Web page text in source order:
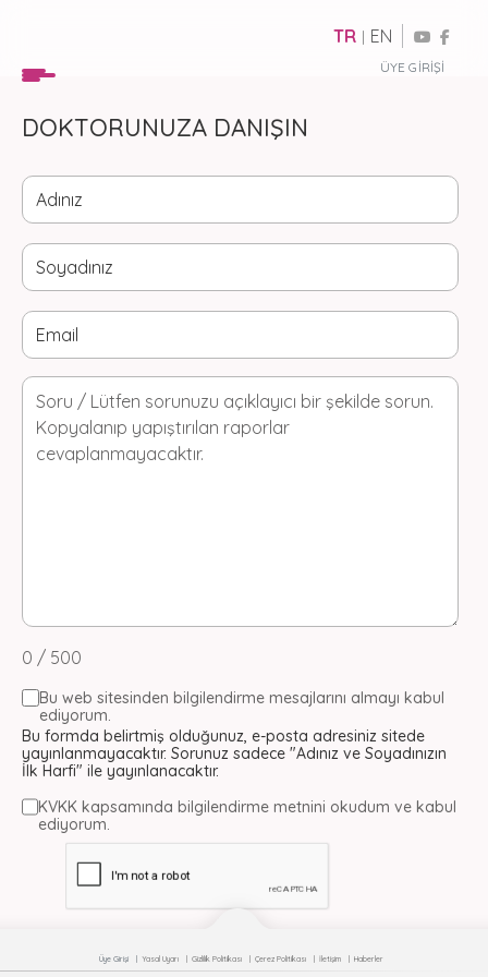
ÜYE GIRIŞI
TR | EN
DOKTORUNUZA DANIŞIN
0 / 500
Bu web sitesinden bilgilendirme mesajlarını almayı kabul
ediyorum.
Bu formda belirtmiş olduğunuz, e-posta adresiniz sitede
yayınlanmayacaktır. Sorunuz sadece "Adınız ve Soyadınızın
İlk Harfi" ile yayınlanacaktır.
KVKK kapsamında bilgilendirme metnini okudum ve kabul
ediyorum.
GÖNDER
Üye Girişi Yasal Uyarı Gizlilik Politikası Çerez Politikası İletişim Haberler